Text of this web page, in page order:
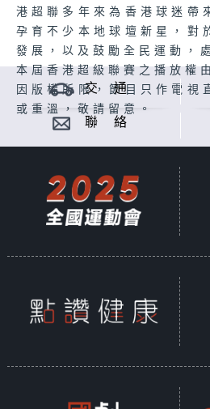
港超聯多年來為香港球迷帶
孕育不少本地球壇新星，對
發展，以及鼓勵全民運動，
本屆香港超級聯賽之播放
因版權所限，節目只作電視
或重溫，敬請留意。
交 通
聯 絡